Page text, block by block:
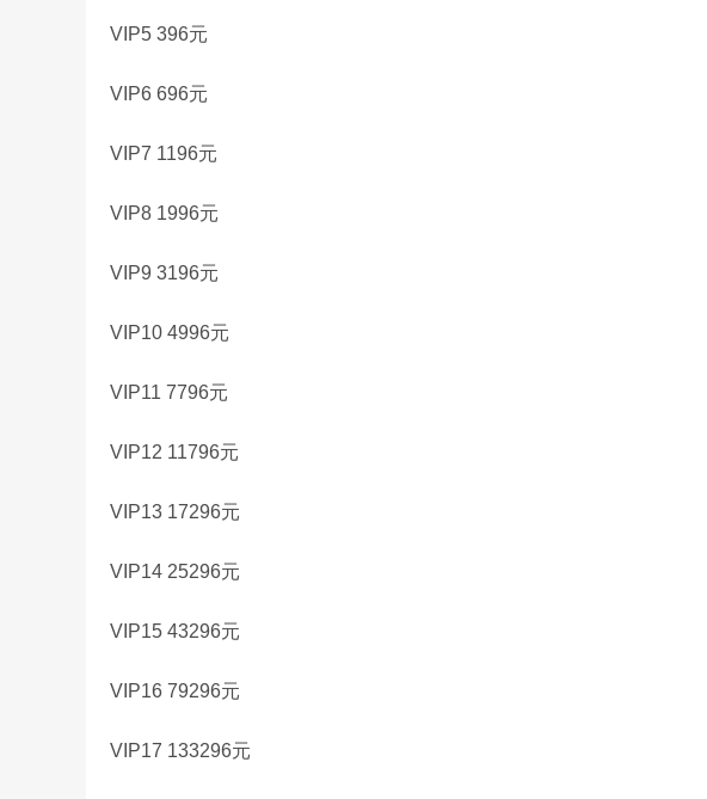
VIP5 396元
VIP6 696元
VIP7 1196元
VIP8 1996元
VIP9 3196元
VIP10 4996元
VIP11 7796元
VIP12 11796元
VIP13 17296元
VIP14 25296元
VIP15 43296元
VIP16 79296元
VIP17 133296元